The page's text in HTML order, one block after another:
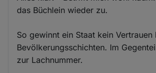
das Büchlein wieder zu.
So gewinnt ein Staat kein Vertrauen
Bevölkerungsschichten. Im
zur Lachnummer.